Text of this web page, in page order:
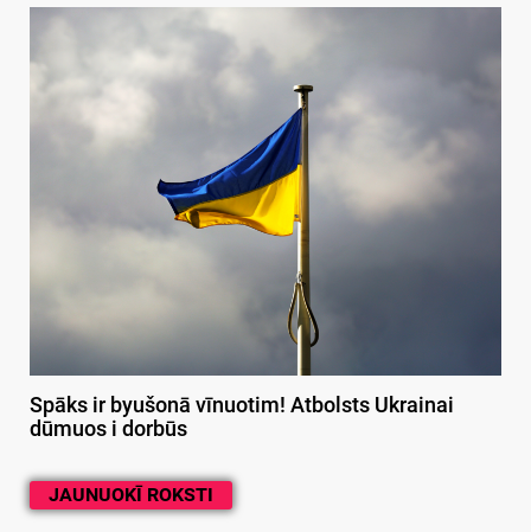
Spāks ir byušonā vīnuotim! Atbolsts Ukrainai
dūmuos i dorbūs
JAUNUOKĪ ROKSTI